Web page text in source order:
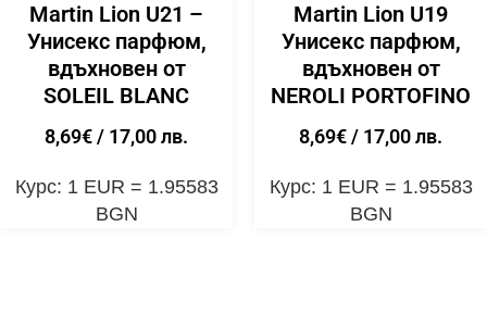
Martin Lion U21 –
Унисекс парфюм,
вдъхновен от
SOLEIL BLANC
8,69€/ 17,00 лв.
Курс: 1 EUR = 1.95583
BGN
Martin Lion U19
Унисекс парфюм,
вдъхновен от
NEROLI PORTOFINO
8,69€/ 17,00 лв.
Курс: 1 EUR = 1.95583
BGN